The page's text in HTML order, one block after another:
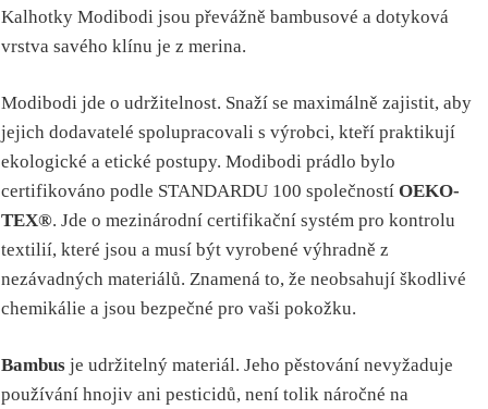
Kalhotky Modibodi jsou převážně bambusové a dotyková
vrstva savého klínu je z merina.
Modibodi jde o udržitelnost. Snaží se maximálně zajistit, aby
jejich dodavatelé spolupracovali s výrobci, kteří praktikují
ekologické a etické postupy. Modibodi prádlo bylo
certifikováno podle STANDARDU 100 společností OEKO-
TEX®. Jde o mezinárodní certifikační systém pro kontrolu
textilií, které jsou a musí být vyrobené výhradně z
nezávadných materiálů. Znamená to, že neobsahují škodlivé
chemikálie a jsou bezpečné pro vaši pokožku.
Bambus je udržitelný materiál. Jeho pěstování nevyžaduje
používání hnojiv ani pesticidů, není tolik náročné na